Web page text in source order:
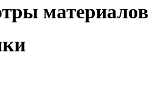
материалов